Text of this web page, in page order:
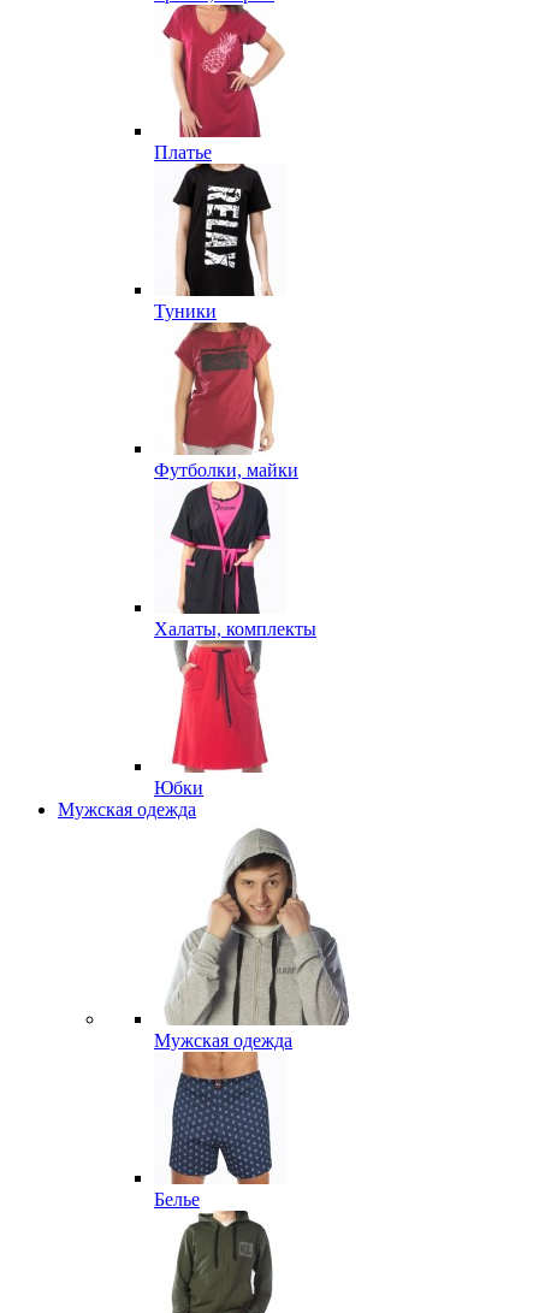
Платье
Туники
Футболки, майки
Халаты, комплекты
Юбки
Мужская одежда
Мужская одежда
Белье